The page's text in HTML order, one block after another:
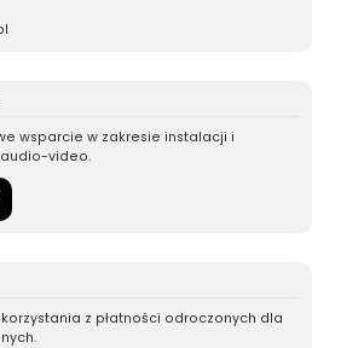
wsparcie w zakresie instalacji i
video.
z płatności odroczonych dla